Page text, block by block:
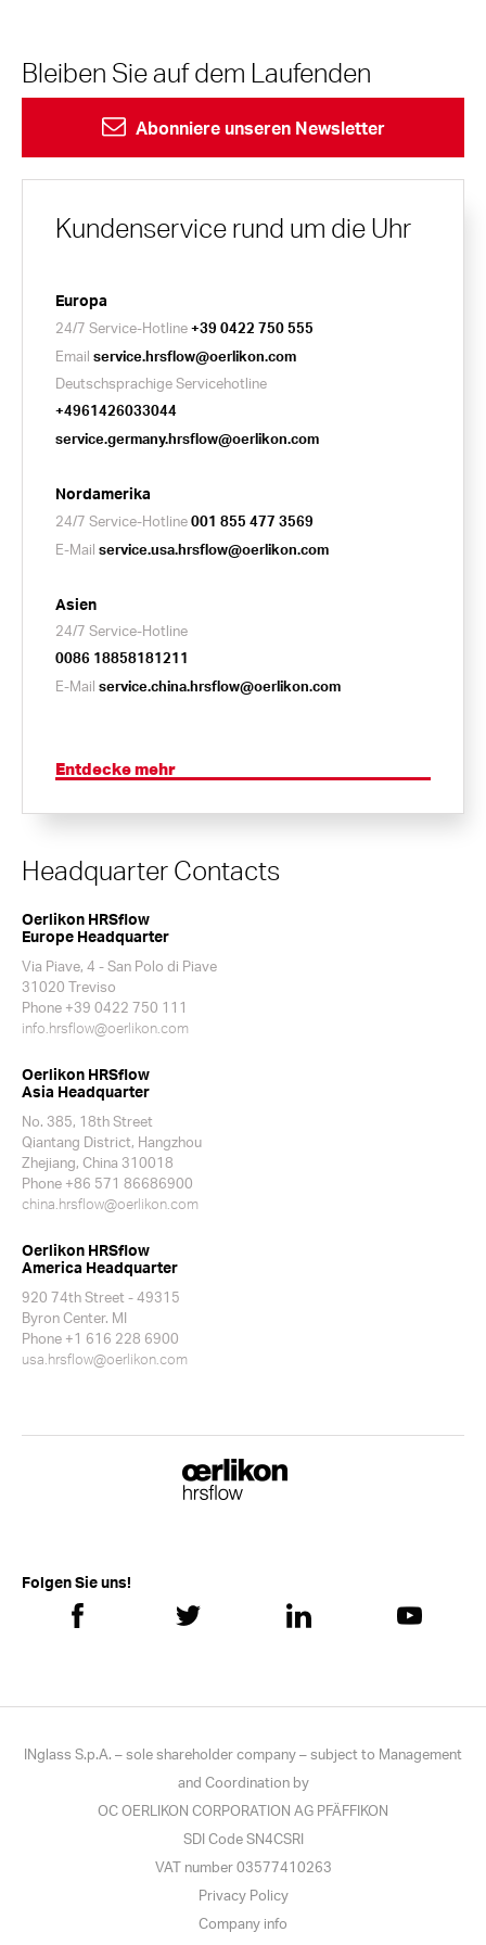
Bleiben Sie auf dem Laufenden
Abonniere unseren Newsletter
Kundenservice rund um die Uhr
Europa
24/7 Service-Hotline+39 0422 750 555
Email service.hrsflow@oerlikon.com
Deutschsprachige Servicehotline
+4961426033044
service.germany.hrsflow@oerlikon.com
Nordamerika
24/7 Service-Hotline001 855 477 3569
E-Mail service.usa.hrsflow@oerlikon.com
Asien
24/7 Service-Hotline
0086 18858181211
E-Mail service.china.hrsflow@oerlikon.com
Entdecke mehr
Headquarter Contacts
Oerlikon HRSflow
Europe Headquarter
Via Piave, 4 - San Polo di Piave
31020 Treviso
Phone +39 0422 750 111
info.hrsflow@oerlikon.com
Oerlikon HRSflow
Asia Headquarter
No. 385, 18th Street
Qiantang District, Hangzhou
Zhejiang, China 310018
Phone +86 571 86686900
china.hrsflow@oerlikon.com
Oerlikon HRSflow
America Headquarter
920 74th Street - 49315
Byron Center. MI
Phone +1 616 228 6900
usa.hrsflow@oerlikon.com
Folgen Sie uns!
INglass S.p.A. – sole shareholder company – subject to Management
and Coordination by
OC OERLIKON CORPORATION AG PFÄFFIKON
SDI Code SN4CSRI
VAT number 03577410263
Privacy Policy
Company info